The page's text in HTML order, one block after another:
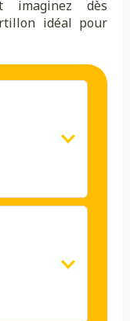
imaginez dès
idéal pour